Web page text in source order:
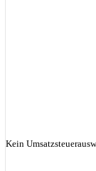
Kein